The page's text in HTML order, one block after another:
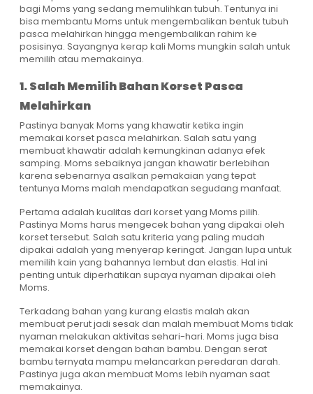
bagi Moms yang sedang memulihkan tubuh. Tentunya ini
bisa membantu Moms untuk mengembalikan bentuk tubuh
pasca melahirkan hingga mengembalikan rahim ke
posisinya. Sayangnya kerap kali Moms mungkin salah untuk
memilih atau memakainya.
1. Salah Memilih Bahan Korset Pasca
Melahirkan
Pastinya banyak Moms yang khawatir ketika ingin
memakai korset pasca melahirkan. Salah satu yang
membuat khawatir adalah kemungkinan adanya efek
samping. Moms sebaiknya jangan khawatir berlebihan
karena sebenarnya asalkan pemakaian yang tepat
tentunya Moms malah mendapatkan segudang manfaat.
Pertama adalah kualitas dari korset yang Moms pilih.
Pastinya Moms harus mengecek bahan yang dipakai oleh
korset tersebut. Salah satu kriteria yang paling mudah
dipakai adalah yang menyerap keringat. Jangan lupa untuk
memilih kain yang bahannya lembut dan elastis. Hal ini
penting untuk diperhatikan supaya nyaman dipakai oleh
Moms.
Terkadang bahan yang kurang elastis malah akan
membuat perut jadi sesak dan malah membuat Moms tidak
nyaman melakukan aktivitas sehari-hari. Moms juga bisa
memakai korset dengan bahan bambu. Dengan serat
bambu ternyata mampu melancarkan peredaran darah.
Pastinya juga akan membuat Moms lebih nyaman saat
memakainya.